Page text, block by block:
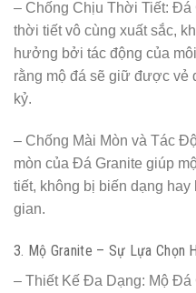
– Chống Chịu Thời Tiết: Đá
thời tiết vô cùng xuất sắc,
hưởng bởi tác động của
rằng mộ đá sẽ giữ được vẻ
kỷ.
– Chống Mài Mòn và Tác
mòn của Đá Granite giúp
tiết, không bị biến dạng
gian.
3. Mộ Granite – Sự Lựa Chọn
– Thiết Kế Đa Dạng: Mộ Đá